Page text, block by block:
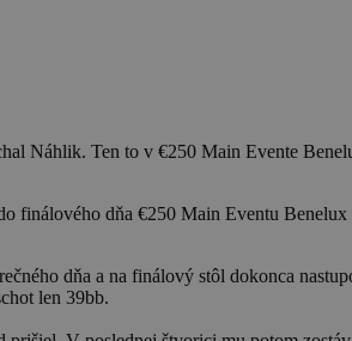
Náhlik. Ten to v €250 Main Evente
finálového dňa €250 Main Eventu
dňa a na finálový stôl dokonca
len 39bb.